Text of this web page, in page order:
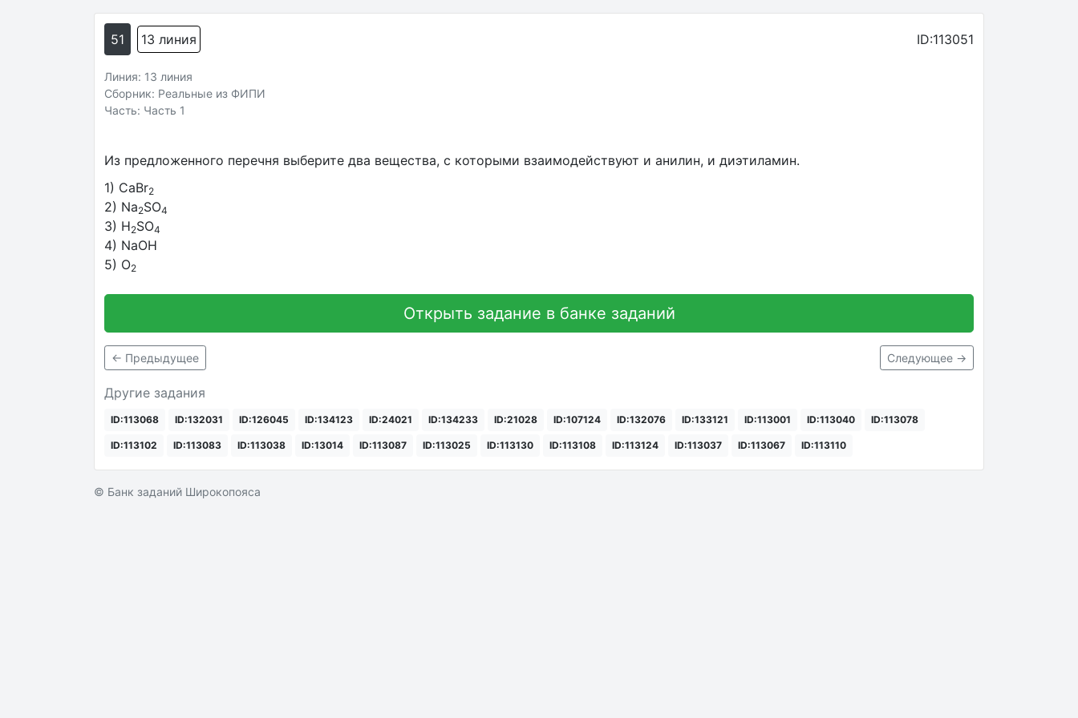
51 13 линия ID:113051
Линия: 13 линия
Сборник: Реальные из ФИПИ
Часть: Часть 1
Из предложенного перечня выберите два вещества, с которыми взаимодействуют и анилин, и диэтиламин.
1) CaBr2
2) Na2SO4
3) H2SO4
4) NaOH
5) O2
Открыть задание в банке заданий
← Предыдущее Следующее →
Другие задания
ID:113068 ID:132031 ID:126045 ID:134123 ID:24021 ID:134233 ID:21028 ID:107124 ID:132076 ID:133121 ID:113001 ID:113040 ID:113078
ID:113102 ID:113083 ID:113038 ID:13014 ID:113087 ID:113025 ID:113130 ID:113108 ID:113124 ID:113037 ID:113067 ID:113110
© Банк заданий Широкопояса